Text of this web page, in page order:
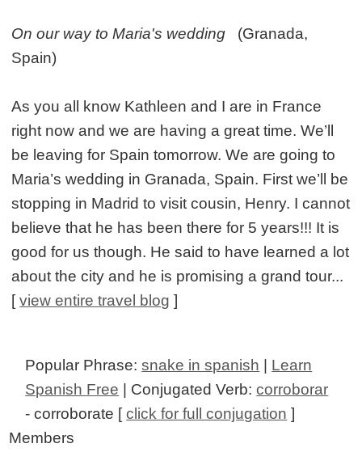
On our way to Maria's wedding (Granada,
Spain)
As you all know Kathleen and I are in France
right now and we are having a great time. We’ll
be leaving for Spain tomorrow. We are going to
Maria’s wedding in Granada, Spain. First we’ll be
stopping in Madrid to visit cousin, Henry. I cannot
believe that he has been there for 5 years!!! It is
good for us though. He said to have learned a lot
about the city and he is promising a grand tour...
[view entire travel blog ]
Popular Phrase:snake in spanish | Learn
Spanish Free | Conjugated Verb:corroborar
- corroborate [click for full conjugation ]
Members